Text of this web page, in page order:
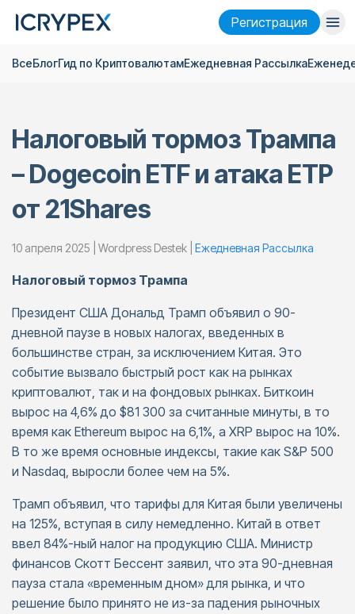
Pегистрация
Войти Pегистрация
Компания
Исследовать
Помощь
Фьючерсыx50
Тема
ВсеБлогГид по КриптовалютамЕжедневная Pассылка
Налоговый тормоз Трампа
– Dogecoin ETF и атака ETP
от 21Shares
10 апреля 2025 | Wordpress Destek | Ежедневная Pассылка
Налоговый тормоз Трампа
Президент США Дональд Трамп объявил о 90-
дневной паузе в новых налогах, введенных в
большинстве стран, за исключением Китая. Это
событие вызвало быстрый рост как на рынках
криптовалют, так и на фондовых рынках. Биткоин
вырос на 4,6% до $81 300 за считанные минуты, в то
время как Ethereum вырос на 6,1%, а XRP вырос на 10%.
В то же время основные индексы, такие как S&P 500
и Nasdaq, выросли более чем на 5%.
Трамп объявил, что тарифы для Китая были увеличены
на 125%, вступая в силу немедленно. Китай в ответ
ввел 84%-ный налог на продукцию США. Министр
финансов Скотт Бессент заявил, что эта 90-дневная
пауза стала «временным дном» для рынка, и что
решение было принято не из-за падения рыночных